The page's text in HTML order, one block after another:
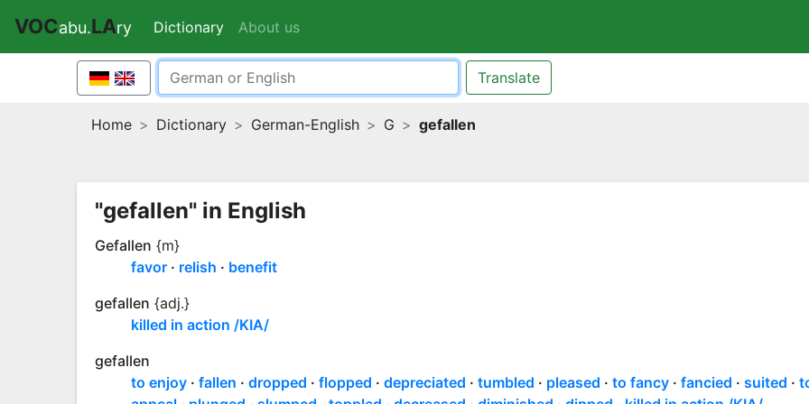
VOCabu.LAry Dictionary (current)
About us
Translate
Home Dictionary German-English G gefallen
"gefallen" in English
Gefallen {m}
favor
relish
benefit
gefallen {adj.}
killed in action /KIA/
gefallen
to enjoy
fallen dropped flopped depreciated tumbled pleased to fancy fancied suited